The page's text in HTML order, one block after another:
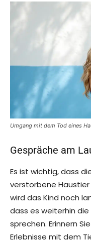
Umgang mit dem Tod eines
Gespräche am
Es ist wichtig, dass
verstorbene
wird das Kind noch
dass es weiterhin
sprechen. Erinnern
Erlebnisse mit dem